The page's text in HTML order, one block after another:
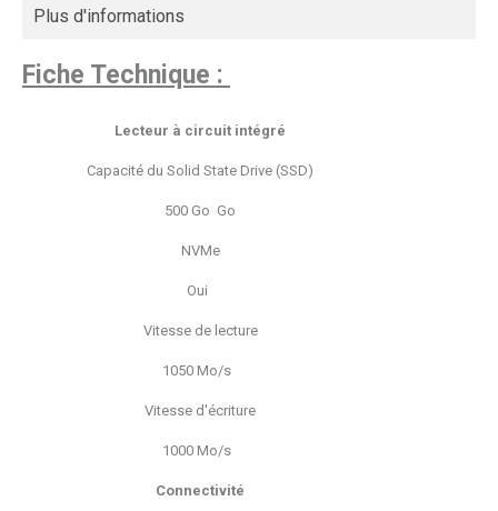
Plus d'informations
Fiche Technique :
Lecteur à circuit intégré
Capacité du Solid State Drive (SSD)
500 Go Go
NVMe
Oui
Vitesse de lecture
1050 Mo/s
Vitesse d'écriture
1000 Mo/s
Connectivité